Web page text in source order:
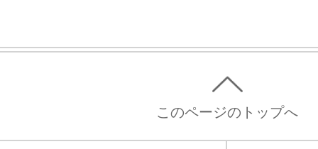
このページのトップへ